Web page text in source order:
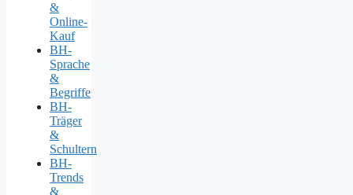
&
Online-
Kauf
BH-
Sprache
&
Begriffe
BH-
Träger
&
Schultern
BH-
Trends
&